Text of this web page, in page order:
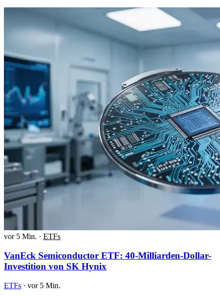
vor 5 Min. · ETFs
VanEck Semiconductor ETF: 40-Milliarden-Dollar-
Investition von SK Hynix
ETFs · vor 5 Min.